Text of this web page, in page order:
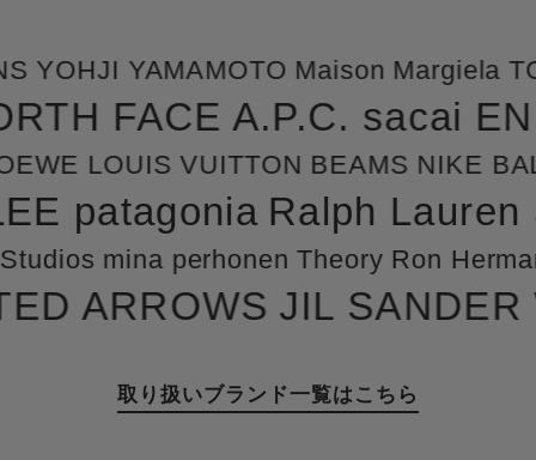
YAMAMOTO Maison Margiela
FACE A.P.C. sacai
LOUIS VUITTON BEAMS NIKE
patagonia Ralph
mina perhonen Theory Ron Herman
ARROWS JIL
取り扱いブランド一覧はこちら